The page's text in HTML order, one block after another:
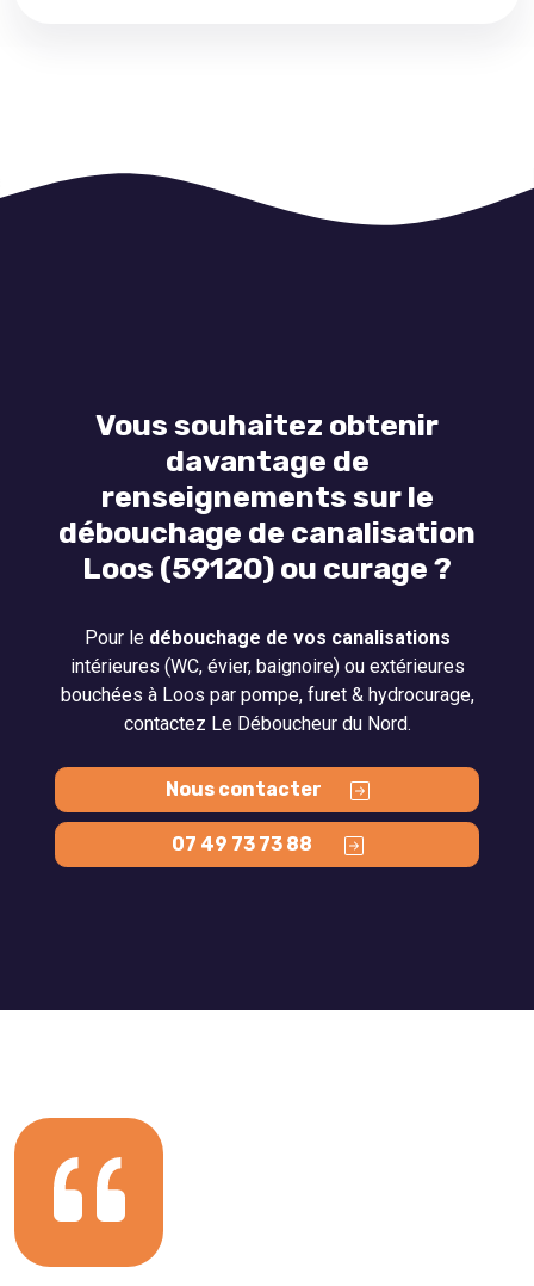
Vous souhaitez obtenir
davantage de
renseignements sur le
débouchage de canalisation
Loos (59120) ou curage ?
Pour le débouchage de vos canalisations
intérieures (WC, évier, baignoire) ou extérieures
bouchées à Loos par pompe, furet & hydrocurage,
contactez Le Déboucheur du Nord.
Nous contacter
07 49 73 73 88